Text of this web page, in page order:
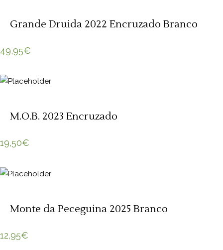
Grande Druida 2022 Encruzado Branco
49,95€
M.O.B. 2023 Encruzado
19,50€
Monte da Peceguina 2025 Branco
12,95€